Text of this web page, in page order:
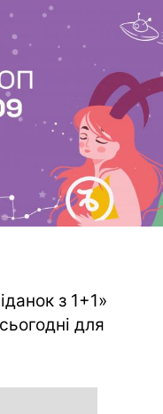
з 1+1»
для